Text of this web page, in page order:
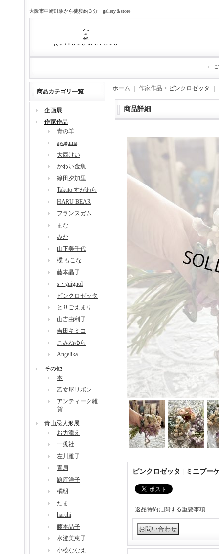
大阪市中崎町駅から徒歩約３分 gallery＆store
商品カテゴリ一覧
企画展
作家作品
青の羊
ayaguma
大西けい
かわい金魚
篠田夕加里
Takuto すがわら
HARU BEAR
フランスガム
まな
みか
山下美千代
楪 もこな
藤本晶子
s・guignol
ピンクロゼッタ
とりごえまり
山吉由利子
吉田キミコ
こみねゆら
Angelika
その他
本
乙女屋リボン
アンティーク雑
貨
青山忌人形展
お力添え
一兎社
左川雅子
青扇
題府洋子
橘明
たま
haruhi
藤本晶子
水澄美恵子
小松ななえ
ホーム ｜ 作家作品 > ピンクロゼッタ
商品詳細
ピンクロゼッタ | ミニブー
返品特約に関する重要事項